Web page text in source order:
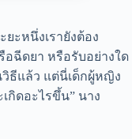
ะหนึ่งเรายังต้อง
อฉีดยา หรือรับอย่างใด
วิธีแล้ว แต่นี่เด็กผู้หญิง
กิดอะไรขึ้น” นาง